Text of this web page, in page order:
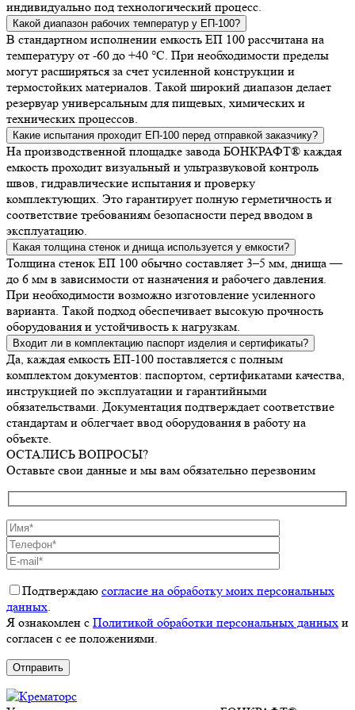
индивидуально под технологический процесс.
Какой диапазон рабочих температур у ЕП-100?
В стандартном исполнении емкость ЕП 100 рассчитана на
температуру от -60 до +40 °C. При необходимости пределы
могут расширяться за счет усиленной конструкции и
термостойких материалов. Такой широкий диапазон делает
резервуар универсальным для пищевых, химических и
технических процессов.
Какие испытания проходит ЕП-100 перед отправкой заказчику?
На производственной площадке завода БОНКРАФТ® каждая
емкость проходит визуальный и ультразвуковой контроль
швов, гидравлические испытания и проверку
комплектующих. Это гарантирует полную герметичность и
соответствие требованиям безопасности перед вводом в
эксплуатацию.
Какая толщина стенок и днища используется у емкости?
Толщина стенок ЕП 100 обычно составляет 3–5 мм, днища —
до 6 мм в зависимости от назначения и рабочего давления.
При необходимости возможно изготовление усиленного
варианта. Такой подход обеспечивает высокую прочность
оборудования и устойчивость к нагрузкам.
Входит ли в комплектацию паспорт изделия и сертификаты?
Да, каждая емкость ЕП-100 поставляется с полным
комплектом документов: паспортом, сертификатами качества,
инструкцией по эксплуатации и гарантийными
обязательствами. Документация подтверждает соответствие
стандартам и облегчает ввод оборудования в работу на
объекте.
ОСТАЛИСЬ ВОПРОСЫ?
Оставьте свои данные и мы вам обязательно перезвоним
Подтверждаю согласие на обработку моих персональных
данных.
Я ознакомлен с Политикой обработки персональных данных и
согласен с ее положениями.